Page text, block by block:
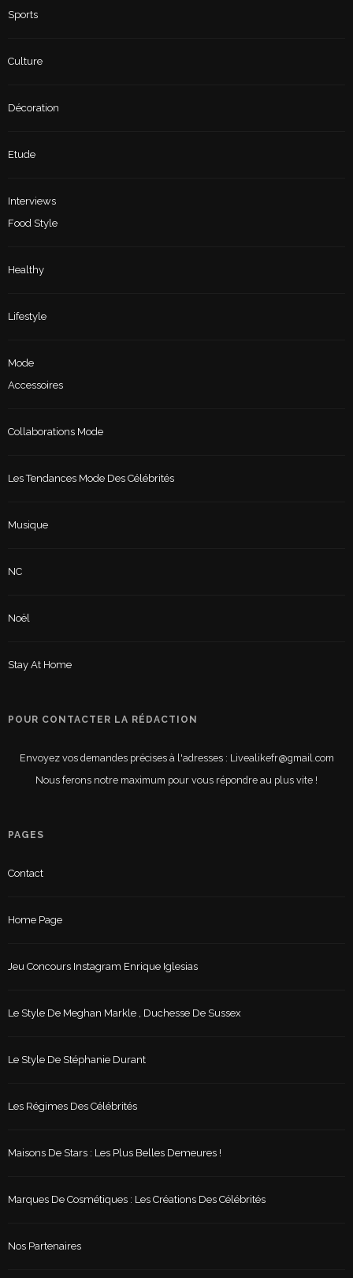
Sports
Culture
Décoration
Etude
Interviews
Food Style
Healthy
Lifestyle
Mode
Accessoires
Collaborations Mode
Les Tendances Mode Des Célébrités
Musique
NC
Noël
Stay At Home
POUR CONTACTER LA RÉDACTION
Envoyez vos demandes précises à l'adresses : Livealikefr@gmail.com
Nous ferons notre maximum pour vous répondre au plus vite !
PAGES
Contact
Home Page
Jeu Concours Instagram Enrique Iglesias
Le Style De Meghan Markle , Duchesse De Sussex
Le Style De Stéphanie Durant
Les Régimes Des Célébrités
Maisons De Stars : Les Plus Belles Demeures !
Marques De Cosmétiques : Les Créations Des Célébrités
Nos Partenaires